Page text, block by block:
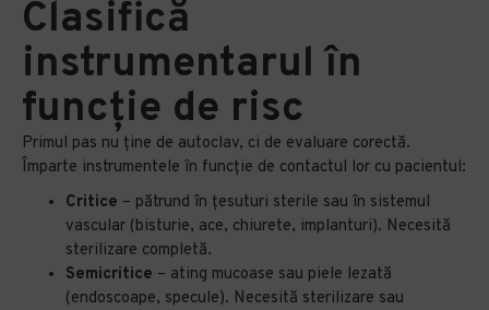
Clasifică
instrumentarul în
funcție de risc
Primul pas nu ține de autoclav, ci de evaluare corectă.
Împarte instrumentele în funcție de contactul lor cu pacientul:
Critice – pătrund în țesuturi sterile sau în sistemul
vascular (bisturie, ace, chiurete, implanturi). Necesită
sterilizare completă.
Semicritice – ating mucoase sau piele lezată
(endoscoape, specule). Necesită sterilizare sau